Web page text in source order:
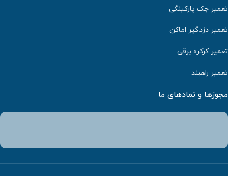
تعمیر جک پارکینگی
تعمیر دزدگیر اماکن
تعمیر کرکره برقی
تعمیر راهبند
مجوزها و نمادهای ما